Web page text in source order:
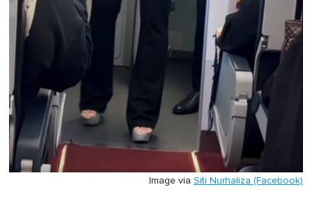
Image via Siti Nurhaliza (Facebook)